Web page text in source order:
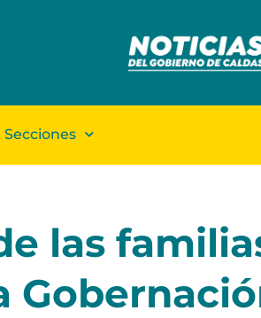
Secciones
las